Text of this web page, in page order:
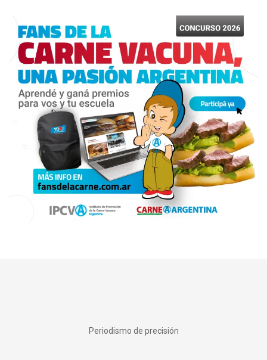
Periodismo de precisión